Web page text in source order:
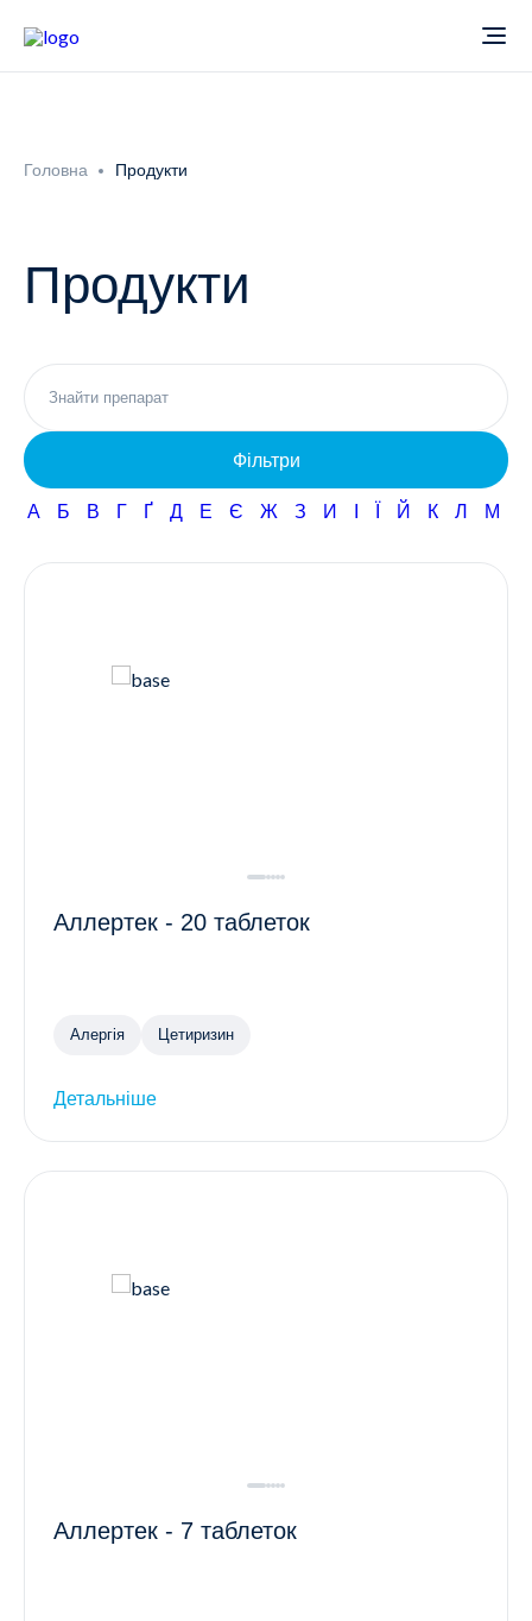
Новини
Неврологія
Гінекологія
Фармаконагляд
Кар'єра
Головна Продукти
Продукти
Фільтри
А Б В Г Ґ Д Е Є Ж З И І Ї Й К Л М
Аллертек - 20 таблеток
Алергія Цетиризин
Детальніше
Аллертек - 7 таблеток